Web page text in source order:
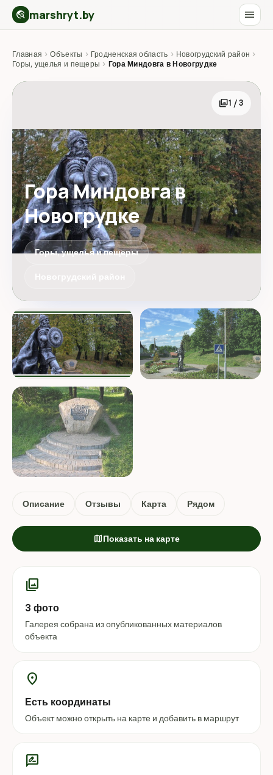
travel_explore marshryt.by menu
Главная › Объекты › Гродненская область › Новогрудский район ›
Горы, ущелья и пещеры › Гора Миндовга в Новогрудке
photo_library1 / 3
Гора Миндовга в
Новогрудке
Горы, ущелья и пещеры
Описание Отзывы Карта Рядом
mapПоказать на карте
photo_library
3 фото
Галерея собрана из опубликованных материалов
объекта
location_on
Есть координаты
Объект можно открыть на карте и добавить в маршрут
rate_review